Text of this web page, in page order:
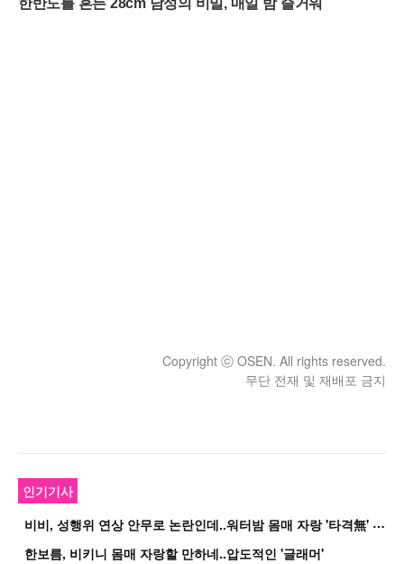
Copyright ⓒ OSEN. All rights reserved.
무단 전재 및 재배포 금지
인기기사
비
비, 성행위 연상 안무로 논란인데..워터밤 몸매 자랑 '타격無' 근황
한보름, 비키니 몸매 자랑할 만하네..압도적인 '글래머'